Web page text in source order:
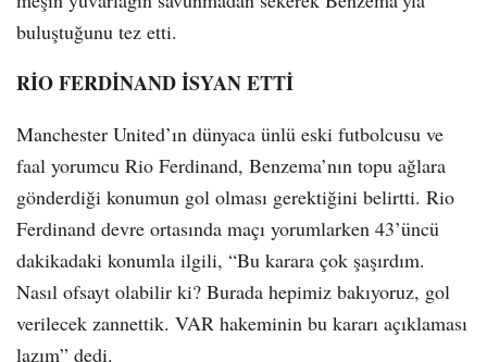
buluştuğunu tez etti.
RİO FERDİNAND İSYAN ETTİ
Manchester United’ın dünyaca ünlü eski futbolcusu ve
faal yorumcu Rio Ferdinand, Benzema’nın topu ağlara
gönderdiği konumun gol olması gerektiğini belirtti. Rio
Ferdinand devre ortasında maçı yorumlarken 43’üncü
dakikadaki konumla ilgili, “Bu karara çok şaşırdım.
Nasıl ofsayt olabilir ki? Burada hepimiz bakıyoruz, gol
verilecek zannettik. VAR hakeminin bu kararı açıklaması
lazım” dedi.